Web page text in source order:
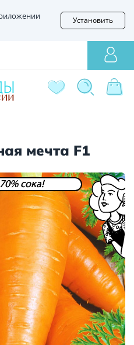
Установить
мечта F1
сока!